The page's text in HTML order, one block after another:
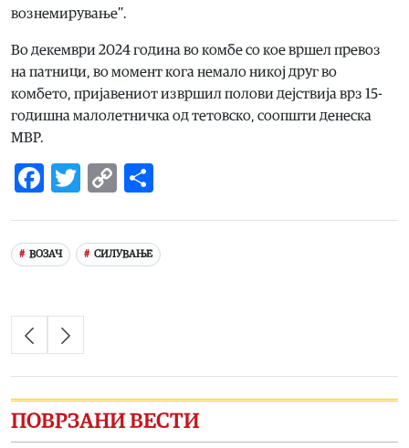
вознемирување’’.
Во декември 2024 година во комбе со кое вршел превоз
на патници, во момент кога немало никој друг во
комбето, пријавениот извршил полови дејствија врз 15-
годишна малолетничка од тетовско, соопшти денеска
МВР.
Facebook
Twitter
Copy
ВОЗАЧ СИЛУВАЊЕ
ПОВРЗАНИ ВЕСТИ